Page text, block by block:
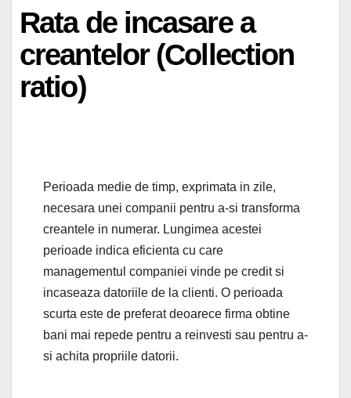
Rata de incasare a
creantelor (Collection
ratio)
Perioada medie de timp, exprimata in zile,
necesara unei companii pentru a-si transforma
creantele in numerar. Lungimea acestei
perioade indica eficienta cu care
managementul companiei vinde pe credit si
incaseaza datoriile de la clienti. O perioada
scurta este de preferat deoarece firma obtine
bani mai repede pentru a reinvesti sau pentru a-
si achita propriile datorii.